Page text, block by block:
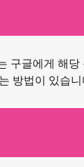
구글에게 해
방법이 있습니